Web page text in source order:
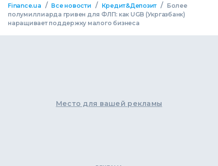
Finance.ua / Все новости / Кредит&Депозит /
Более
полумиллиарда гривен для ФЛП: как UGB (Укргазбанк)
наращивает поддержку малого бизнеса
Место для вашей рекламы